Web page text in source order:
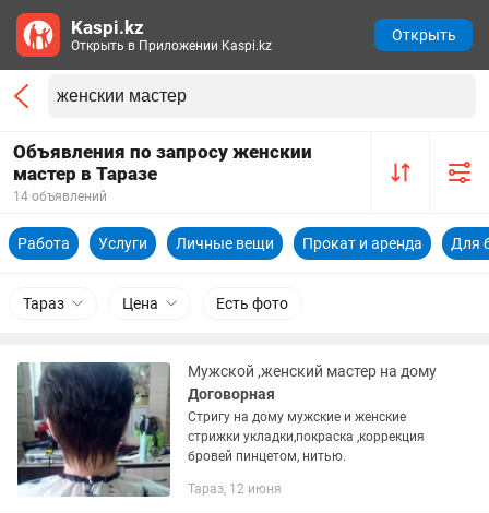
Объявления по запросу женскии
мастер в Таразе
14 объявлений
Работа Услуги Личные вещи Прокат и аренда Для
Тараз Цена Есть фото
Мужской ,женский мастер на дому
Договорная
Стригу на дому мужские и женские
стрижки укладки,покраска ,коррекция
бровей пинцетом, нитью.
Тараз, 12 июня
Kaspi.kz
Открыть в Приложении Kaspi.kz
Открыть